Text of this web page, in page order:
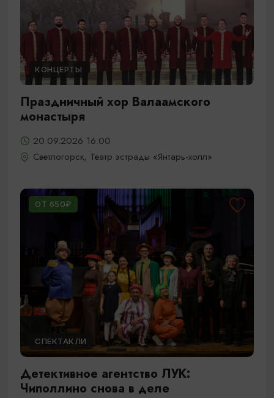
КОНЦЕРТЫ
Праздничный хор Валаамского
монастыря
20.09.2026 16:00
Светлогорск, Театр эстрады «Янтарь-холл»
ОТ 650₽
СПЕКТАКЛИ
Детективное агентство ЛУК:
Чиполлино снова в деле